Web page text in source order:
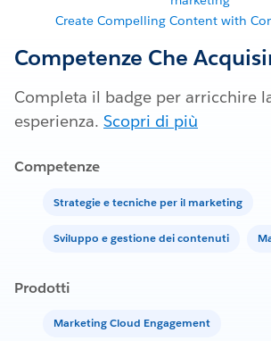
Create Compelling Content with
Competenze Che
Completa il badge per arricchire
esperienza. Scopri di più
Competenze
Strategie e tecniche per il marketing
Sviluppo e gestione dei contenuti
Prodotti
Marketing Cloud Engagement